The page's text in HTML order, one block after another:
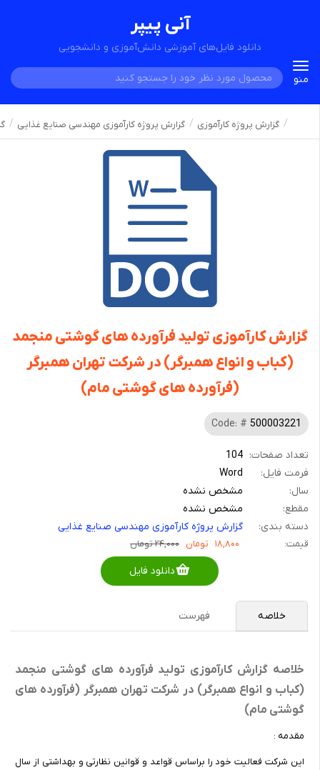
آنی پیپر
دانلود فایل‌های آموزشی دانش‌آموزی و دانشجویی
Toggle
navigation
منو
گزارش پروژه کارآموزی گزارش پروژه کارآموزی مهندسی صنایع غذایی
گزارش کارآموزی تولید فرآورده های گوشتی منجمد
(کباب و انواع همبرگر) در شرکت تهران همبرگر
(فرآورده های گوشتی مام)
Code: # 500003221
تعداد صفحات: 104
فرمت فایل:
Word
سال:
مشخص نشده
مقطع:
مشخص نشده
دسته بندی:
گزارش پروژه کارآموزی مهندسی صنایع غذایی
قیمت: ۱۸,۸۰۰ تومان ۲۴,۰۰۰ تومان
دانلود فایل
خلاصه فهرست
خلاصه گزارش کارآموزی تولید فرآورده های گوشتی منجمد
(کباب و انواع همبرگر) در شرکت تهران همبرگر (فرآورده های
گوشتی مام)
مقدمه :
این شرکت فعالیت خود را براساس قواعد و قوانین نظارتی و بهداشتی از سال